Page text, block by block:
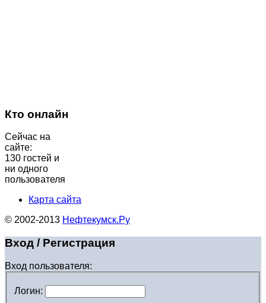
Кто онлайн
Сейчас на
сайте:
130 гостей и
ни одного
пользователя
Карта сайта
© 2002-2013 Нефтекумск.Ру
Вход / Регистрация
Вход пользователя:
Логин: